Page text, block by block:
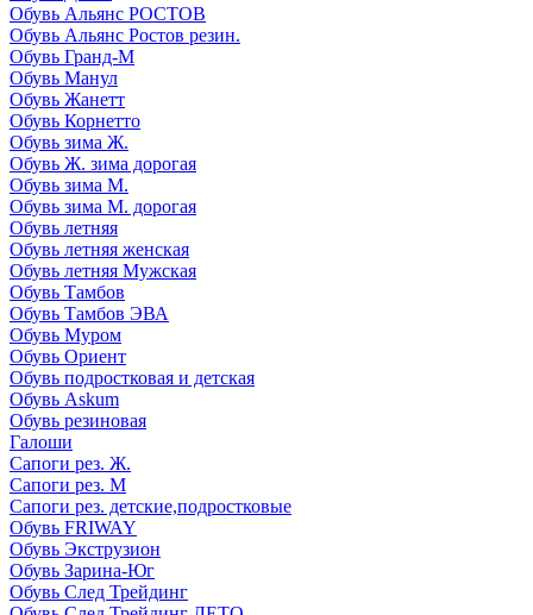
Обувь Альянс РОСТОВ
Обувь Альянс Ростов резин.
Обувь Гранд-М
Обувь Манул
Обувь Жанетт
Обувь Корнетто
Обувь зима Ж.
Обувь Ж. зима дорогая
Обувь зима М.
Обувь зима М. дорогая
Обувь летняя
Обувь летняя женская
Обувь летняя Мужская
Обувь Тамбов
Обувь Тамбов ЭВА
Обувь Муром
Обувь Ориент
Обувь подростковая и детская
Обувь Askum
Обувь резиновая
Галоши
Сапоги рез. Ж.
Сапоги рез. М
Сапоги рез. детские,подростковые
Обувь FRIWAY
Обувь Экструзион
Обувь Зарина-Юг
Обувь След Трейдинг